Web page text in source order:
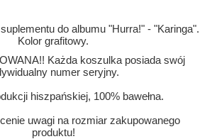
do albumu "Hurra!" - "Karinga".
Kolor grafitowy.
Każda koszulka posiada swój
numer seryjny.
hiszpańskiej, 100% bawełna.
uwagi na rozmiar zakupowanego
produktu!